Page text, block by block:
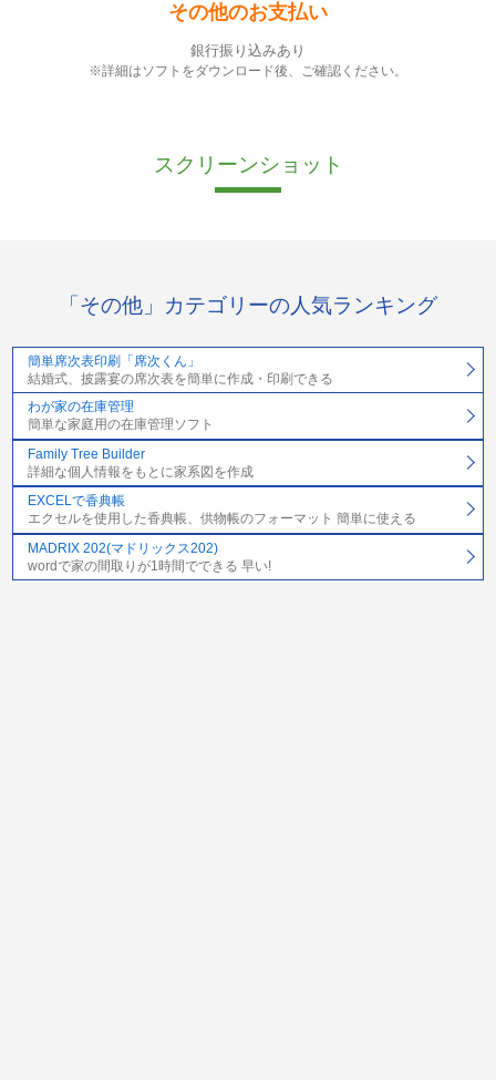
その他のお支払い
銀行振り込みあり
※詳細はソフトをダウンロード後、ご確認ください。
スクリーンショット
「その他」カテゴリーの人気ランキング
簡単席次表印刷「席次くん」
結婚式、披露宴の席次表を簡単に作成・印刷できる
わが家の在庫管理
簡単な家庭用の在庫管理ソフト
Family Tree Builder
詳細な個人情報をもとに家系図を作成
EXCELで香典帳
エクセルを使用した香典帳、供物帳のフォーマット 簡単に使える
MADRIX 202(マドリックス202)
wordで家の間取りが1時間でできる 早い!